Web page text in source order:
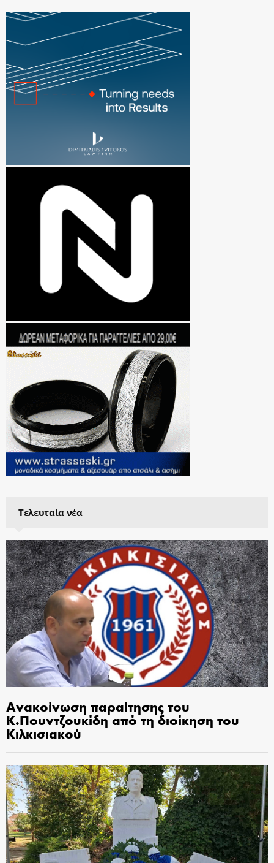
Τελευταία νέα
Ανακοίνωση παραίτησης του
Κ.Πουντζουκίδη από τη διοίκηση του
Κιλκισιακού